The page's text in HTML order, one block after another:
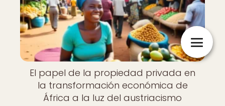
El papel de la propiedad privada en
la transformación económica de
África a la luz del austriacismo